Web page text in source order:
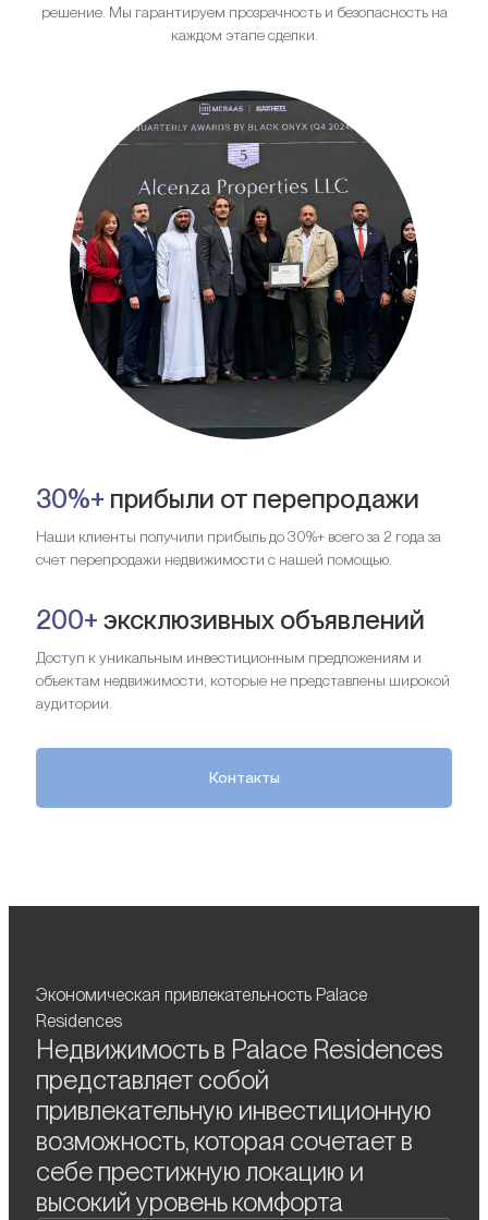
решение. Мы гарантируем прозрачность и безопасность на
каждом этапе сделки.
30%+ прибыли от перепродажи
Наши клиенты получили прибыль до 30%+ всего за 2 года за
счет перепродажи недвижимости с нашей помощью.
200+ эксклюзивных объявлений
Доступ к уникальным инвестиционным предложениям и
объектам недвижимости, которые не представлены широкой
аудитории.
Контакты
Экономическая привлекательность Palace
Residences
Недвижимость в Palace Residences
представляет собой
привлекательную инвестиционную
возможность, которая сочетает в
себе престижную локацию и
высокий уровень комфорта